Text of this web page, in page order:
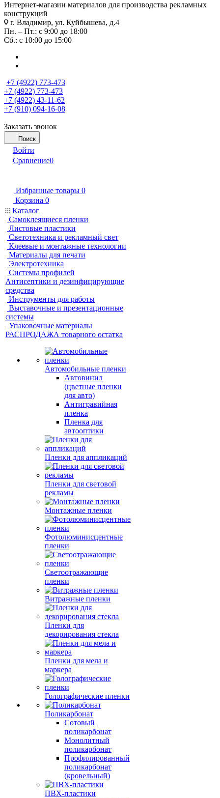
Интернет-магазин материалов для производства рекламных
конструкций
г. Владимир, ул. Куйбышева, д.4
Пн. – Пт.: с 9:00 до 18:00
Сб.: с 10:00 до 15:00
+7 (4922) 773-473
+7 (4922) 773-473
+7 (4922) 43-11-62
+7 (910) 094-16-08
Заказать звонок
Поиск
Войти
Сравнение0
Избранные товары 0
Корзина 0
Каталог
Самоклеящиеся пленки
Листовые пластики
Светотехника и рекламный свет
Клеевые и монтажные технологии
Материалы для печати
Электротехника
Системы профилей
Антисептики и дезинфицирующие
средства
Инструменты для работы
Выставочные и презентационные
системы
Упаковочные материалы
РАСПРОДАЖА товарного остатка
Автомобильные пленки
Автовинил
(цветные пленки
для авто)
Антигравийная
пленка
Пленка для
автооптики
Пленки для аппликаций
Пленки для световой
рекламы
Монтажные пленки
Фотолюминисцентные
пленки
Светоотражающие
пленки
Витражные пленки
Пленки для
декорирования стекла
Пленки для мела и
маркера
Голографические пленки
Поликарбонат
Сотовый
поликарбонат
Монолитный
поликарбонат
Профилированный
поликарбонат
(кровельный)
ПВХ-пластики